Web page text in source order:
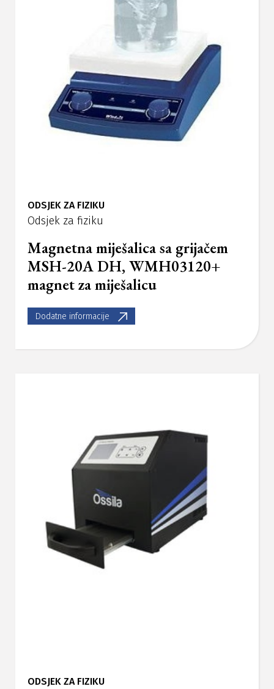
ODSJEK ZA FIZIKU
Odsjek za fiziku
Magnetna miješalica sa grijačem
MSH-20A DH, WMH03120+
magnet za miješalicu
Dodatne informacije
ODSJEK ZA FIZIKU